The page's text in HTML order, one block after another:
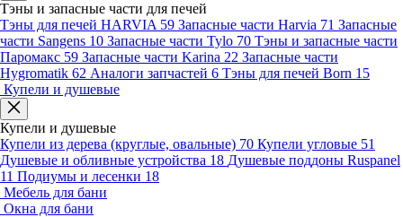
Тэны и запасные части для печей
Тэны для печей HARVIA 59 Запасные части Harvia 71 Запасные
части Sangens 10 Запасные части Tylo 70 Тэны и запасные части
Паромакс 59 Запасные части Karina 22 Запасные части
Hygromatik 62 Аналоги запчастей 6 Тэны для печей Born 15
Купели и душевые
Купели и душевые
Купели из дерева (круглые, овальные) 70 Купели угловые 51
Душевые и обливные устройства 18 Душевые поддоны Ruspanel
11 Подиумы и лесенки 18
Мебель для бани
Окна для бани